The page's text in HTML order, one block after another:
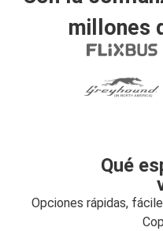
millones
Qué
Opciones rápidas,